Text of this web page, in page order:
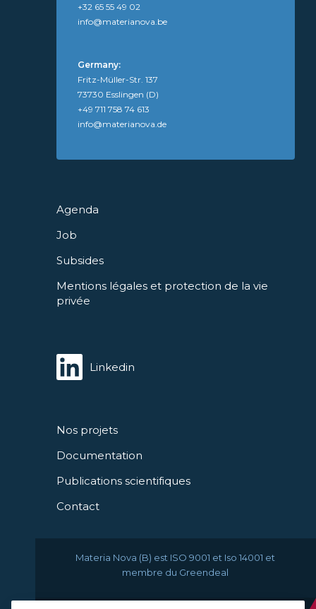
Nos projets
Documentation
Publications scientifiques
Contact
Agenda
Job
Subsides
Mentions légales et protection de la vie
privée
+32 65 55 49 02
info@materianova.be
Germany:
Fritz-Müller-Str. 137
73730 Esslingen (D)
+49 711 758 74 613
info@materianova.de
Linkedin
Materia Nova (B) est ISO 9001 et Iso 14001 et
membre du Greendeal